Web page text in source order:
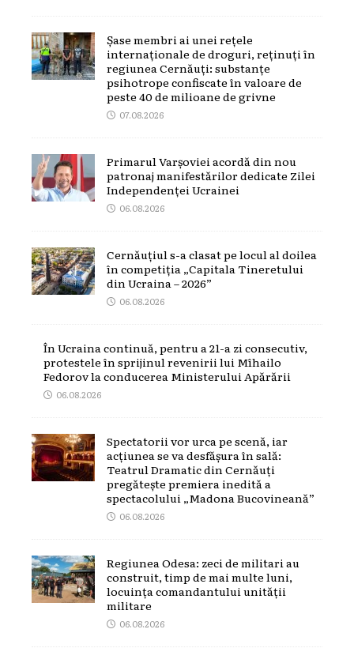
Șase membri ai unei rețele
internaționale de droguri, reținuți în
regiunea Cernăuți: substanțe
psihotrope confiscate în valoare de
peste 40 de milioane de grivne
07.08.2026
Primarul Varșoviei acordă din nou
patronaj manifestărilor dedicate Zilei
Independenței Ucrainei
06.08.2026
Cernăuțiul s-a clasat pe locul al doilea
în competiția „Capitala Tineretului
din Ucraina – 2026”
06.08.2026
În Ucraina continuă, pentru a 21-a zi consecutiv,
protestele în sprijinul revenirii lui Mîhailo
Fedorov la conducerea Ministerului Apărării
06.08.2026
Spectatorii vor urca pe scenă, iar
acțiunea se va desfășura în sală:
Teatrul Dramatic din Cernăuți
pregătește premiera inedită a
spectacolului „Madona Bucovineană”
06.08.2026
Regiunea Odesa: zeci de militari au
construit, timp de mai multe luni,
locuința comandantului unității
militare
06.08.2026